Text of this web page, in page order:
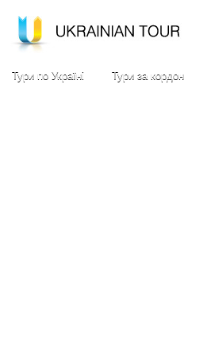
Тури по Україні Тури за кордон